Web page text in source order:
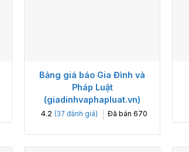
Bảng giá báo Gia Đình và
Pháp Luật
(giadinhvaphapluat.vn)
4.2 (37 đánh giá) Đã bán 670